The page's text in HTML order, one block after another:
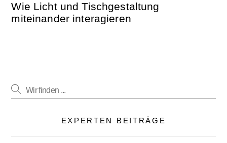
Wie Licht und Tischgestaltung
miteinander interagieren
EXPERTEN BEITRÄGE